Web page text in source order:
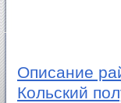
Описание
Кольский